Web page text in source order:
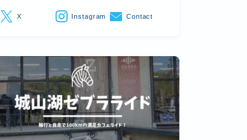
X Instagram Contact